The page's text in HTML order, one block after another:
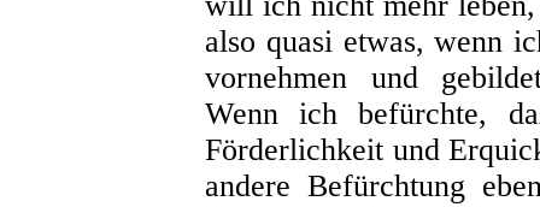
also quasi etwas, wenn
vornehmen und
Wenn ich befürchte,
Förderlichkeit und
andere Befürchtung